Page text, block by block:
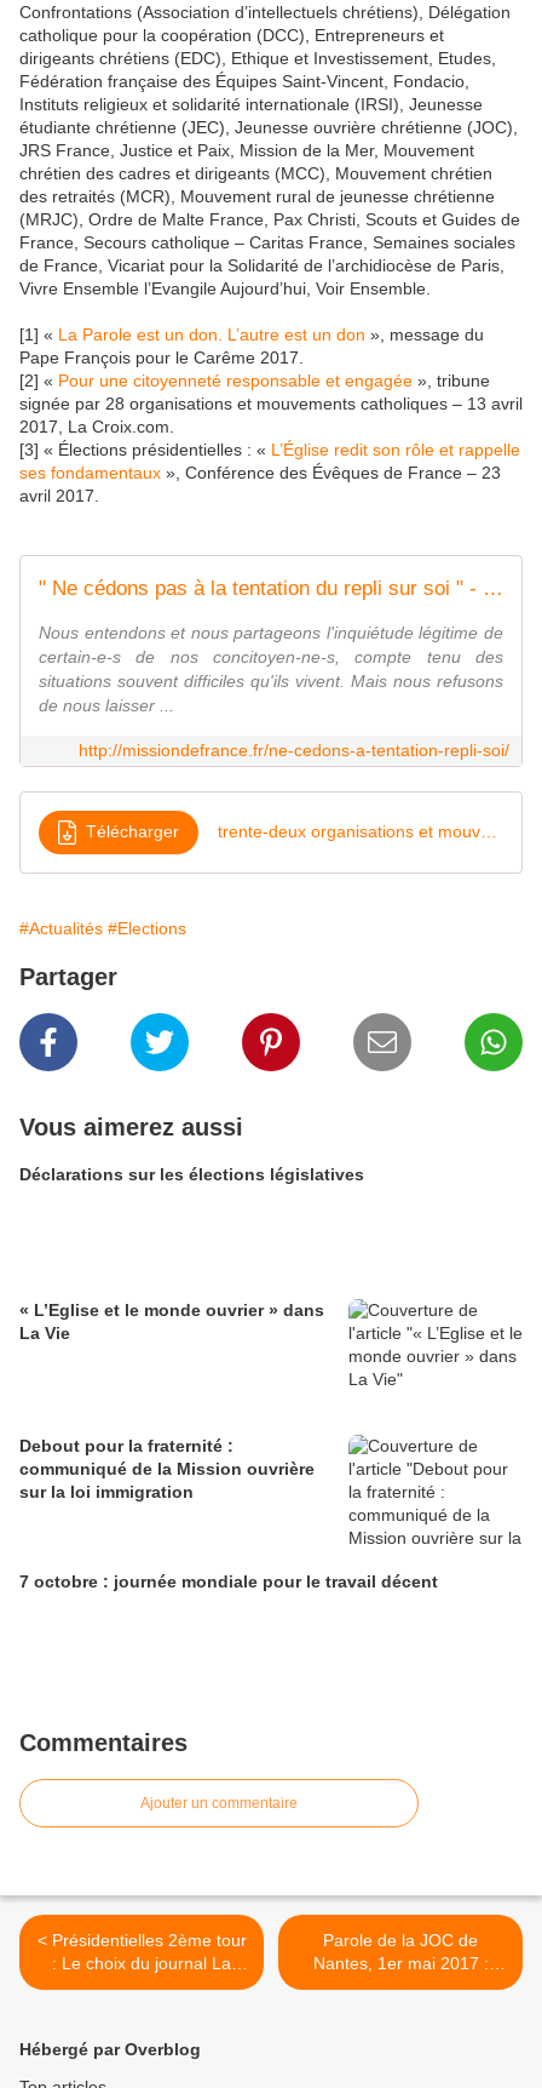
Confrontations (Association d’intellectuels chrétiens), Délégation
catholique pour la coopération (DCC), Entrepreneurs et
dirigeants chrétiens (EDC), Ethique et Investissement, Etudes,
Fédération française des Équipes Saint-Vincent, Fondacio,
Instituts religieux et solidarité internationale (IRSI), Jeunesse
étudiante chrétienne (JEC), Jeunesse ouvrière chrétienne (JOC),
JRS France, Justice et Paix, Mission de la Mer, Mouvement
chrétien des cadres et dirigeants (MCC), Mouvement chrétien
des retraités (MCR), Mouvement rural de jeunesse chrétienne
(MRJC), Ordre de Malte France, Pax Christi, Scouts et Guides de
France, Secours catholique – Caritas France, Semaines sociales
de France, Vicariat pour la Solidarité de l’archidiocèse de Paris,
Vivre Ensemble l’Evangile Aujourd’hui, Voir Ensemble.
[1] « La Parole est un don. L’autre est un don », message du
Pape François pour le Carême 2017.
[2] « Pour une citoyenneté responsable et engagée », tribune
signée par 28 organisations et mouvements catholiques – 13 avril
2017, La Croix.com.
[3] « Élections présidentielles : « L’Église redit son rôle et rappelle
ses fondamentaux », Conférence des Évêques de France – 23
avril 2017.
" Ne cédons pas à la tentation du repli sur soi " - Mission de France
Nous entendons et nous partageons l'inquiétude légitime de
certain-e-s de nos concitoyen-ne-s, compte tenu des
situations souvent difficiles qu'ils vivent. Mais nous refusons
de nous laisser ...
http://missiondefrance.fr/ne-cedons-a-tentation-repli-soi/
Télécharger trente-deux organisations et mouvements catholiques souhaitent participer au
#Actualités #Elections
Partager
Vous aimerez aussi
Déclarations sur les élections législatives
« L’Eglise et le monde ouvrier » dans
La Vie
Debout pour la fraternité :
communiqué de la Mission ouvrière
sur la loi immigration
7 octobre : journée mondiale pour le travail décent
Commentaires
Ajouter un commentaire
< Présidentielles 2ème tour
: Le choix du journal La
Croix
Parole de la JOC de
Nantes, 1er mai 2017 :
"Nous sommes prêts à aller
Hébergé par Overblog